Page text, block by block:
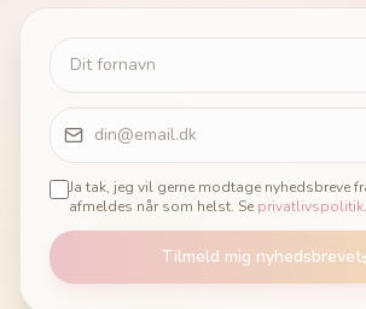
Ja tak, jeg vil gerne modtage nyhedsbreve
afmeldes når som helst. Se privatlivspolitik.
Tilmeld mig nyhedsbrevet